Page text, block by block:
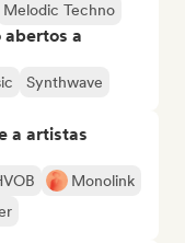
Melodic Techno
abertos a
Synthwave
a artistas
Monolink